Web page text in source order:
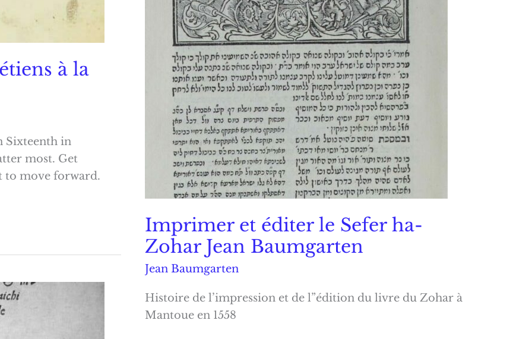
à la
Sixteenth in
most. Get
to move forward.
Imprimer et éditer le Sefer ha-
Zohar Jean Baumgarten
Jean Baumgarten
Histoire de l’impression et de l”édition du livre du Zohar à
Mantoue en 1558